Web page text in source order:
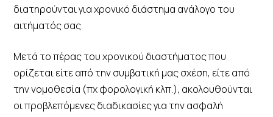
διατηρούνται για χρονικό διάστημα ανάλογο του
αιτήματός σας.
Μετά το πέρας του χρονικού διαστήματος που
ορίζεται είτε από την συμβατική μας σχέση, είτε από
την νομοθεσία (πχ φορολογική κλπ.), ακολουθούνται
οι προβλεπόμενες διαδικασίες για την ασφαλή